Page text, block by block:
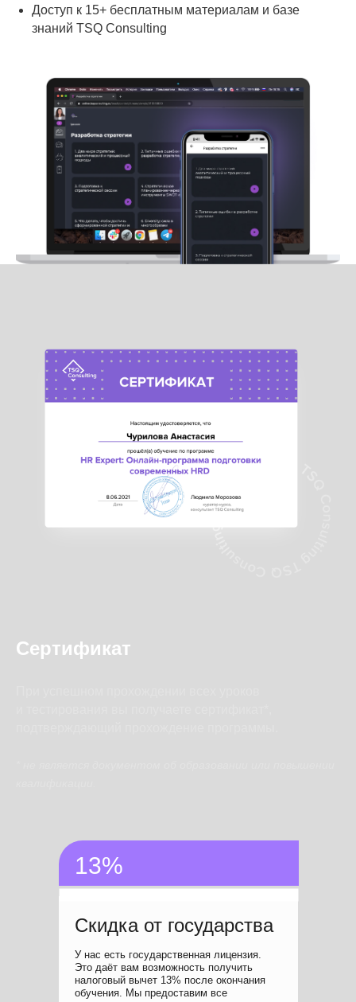
Доступ к 15+ бесплатным материалам и базе
знаний TSQ Consulting
Сертификат
13%
Скидка от государства
У нас есть государственная лицензия.
Это даёт вам возможность получить
налоговый вычет 13% после окончания
обучения. Мы предоставим все